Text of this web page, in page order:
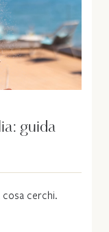
guida
cosa cerchi.